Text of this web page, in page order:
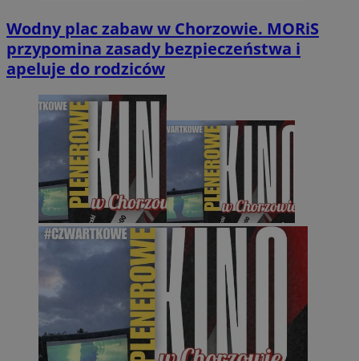
Wodny plac zabaw w Chorzowie. MORiS
przypomina zasady bezpieczeństwa i
apeluje do rodziców